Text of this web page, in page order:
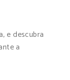
e descubra
a